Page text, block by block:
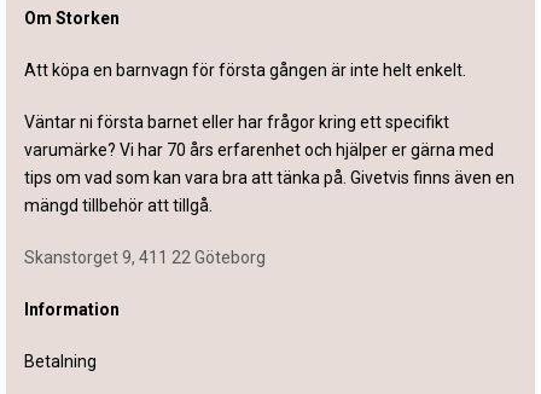
Om Storken
Att köpa en barnvagn för första gången är inte helt enkelt.
Väntar ni första barnet eller har frågor kring ett specifikt
varumärke? Vi har 70 års erfarenhet och hjälper er gärna med
tips om vad som kan vara bra att tänka på. Givetvis finns även en
mängd tillbehör att tillgå.
Skanstorget 9, 411 22 Göteborg
Information
Betalning